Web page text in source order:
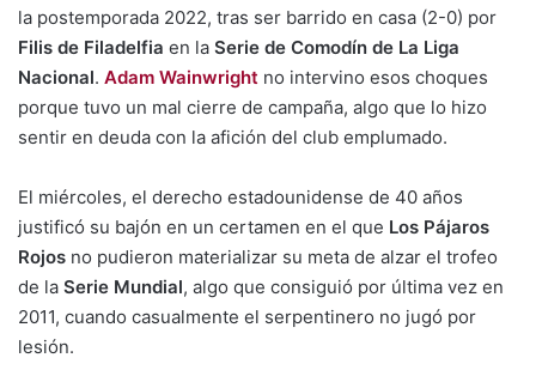
la postemporada 2022, tras ser barrido en casa (2-0) por
Filis de Filadelfia en la Serie de Comodín de La Liga
Nacional. Adam Wainwright no intervino esos choques
porque tuvo un mal cierre de campaña, algo que lo hizo
sentir en deuda con la afición del club emplumado.
El miércoles, el derecho estadounidense de 40 años
justificó su bajón en un certamen en el que Los Pájaros
Rojos no pudieron materializar su meta de alzar el trofeo
de la Serie Mundial, algo que consiguió por última vez en
2011, cuando casualmente el serpentinero no jugó por
lesión.